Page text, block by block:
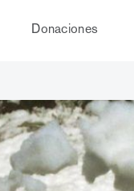
Donaciones